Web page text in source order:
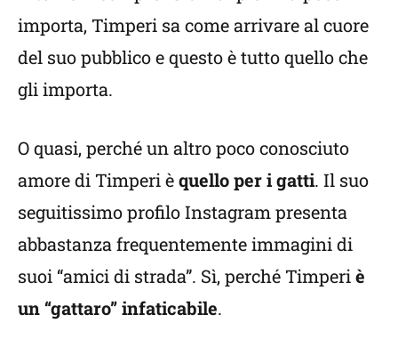
importa, Timperi sa come arrivare al cuore
del suo pubblico e questo è tutto quello che
gli importa.
O quasi, perché un altro poco conosciuto
amore di Timperi èquello per i gatti. Il suo
seguitissimo profilo Instagram presenta
abbastanza frequentemente immagini di
suoi “amici di strada”. Sì, perché Timperiè
un “gattaro” infaticabile.